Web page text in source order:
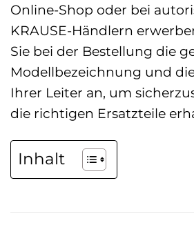
Online-Shop oder bei
KRAUSE-Händlern
Sie bei der Bestellung die
Modellbezeichnung und
Ihrer Leiter an, um
die richtigen Ersatzteile
Inhalt